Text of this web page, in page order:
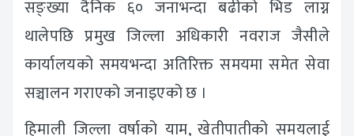
सङ्ख्या दैनिक ६० जनाभन्दा बढीको भिड लाग्न
थालेपछि प्रमुख जिल्ला अधिकारी नवराज जैसीले
कार्यालयको समयभन्दा अतिरिक्त समयमा समेत सेवा
सञ्चालन गराएको जनाइएको छ ।
हिमाली जिल्ला वर्षाको याम, खेतीपातीको समयलाई